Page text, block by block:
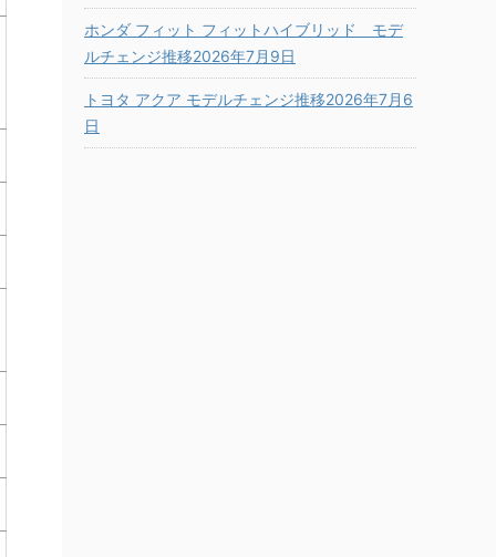
ホンダ フィット フィットハイブリッド モデ
ルチェンジ推移2026年7月9日
トヨタ アクア モデルチェンジ推移2026年7月6
日